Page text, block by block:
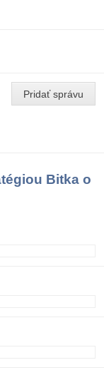
Pridať správu
Bitka o